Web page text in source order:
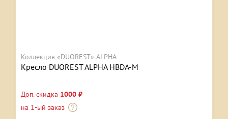
Коллекция «DUOREST» ALPHA
Кресло DUOREST ALPHA HBDA-M
Доп. скидка 1000 ₽
на 1-ый заказ